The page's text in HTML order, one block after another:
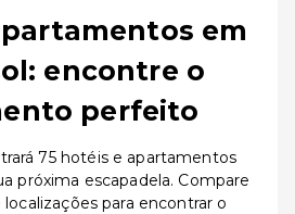
em
encontre o
perfeito
75 hotéis e apartamentos
próxima escapadela. Compare
para encontrar o